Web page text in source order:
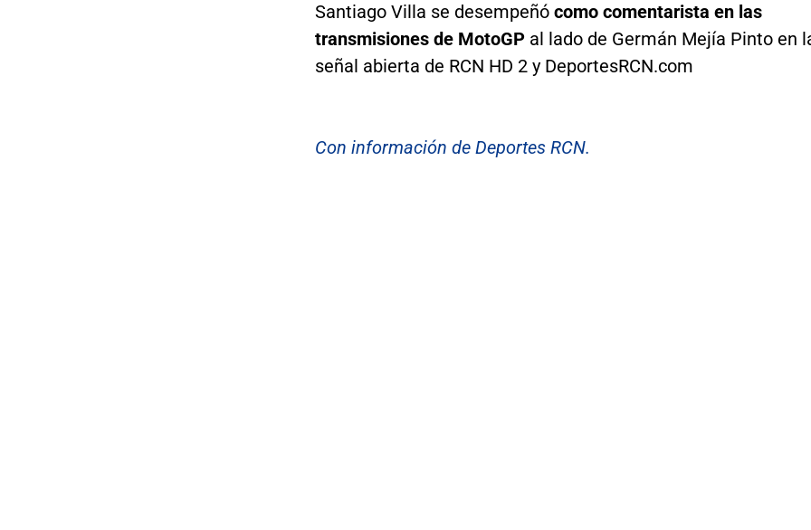
Santiago Villa se desempeñó como comentarista en las
transmisiones de MotoGP al lado de Germán Mejía Pinto en
señal abierta de RCN HD 2 y DeportesRCN.com
Con información de Deportes RCN.